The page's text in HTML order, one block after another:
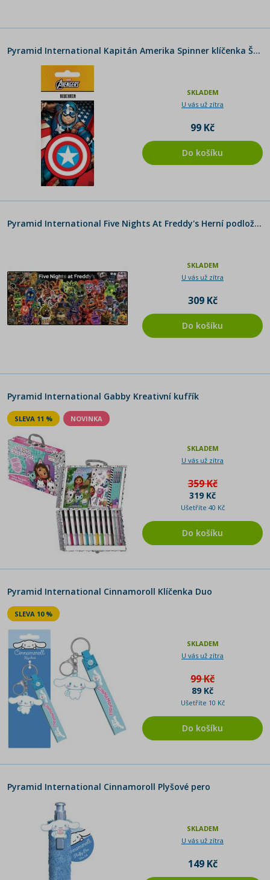
Pyramid International Kapitán Amerika Spinner klíčenka Štít
SKLADEM
U vás už zítra
99 Kč
Do košíku
Pyramid International Five Nights At Freddy's Herní podložka 90 x 40 cm Glow Montage
SKLADEM
U vás už zítra
309 Kč
Do košíku
Pyramid International Gabby Kreativní kufřík
SLEVA 11 % NOVINKA
SKLADEM
U vás už zítra
359 Kč
319 Kč
Ušetříte 40 Kč
Do košíku
Pyramid International Cinnamoroll Klíčenka Duo
SLEVA 10 %
SKLADEM
U vás už zítra
99 Kč
89 Kč
Ušetříte 10 Kč
Do košíku
Pyramid International Cinnamoroll Plyšové pero
SKLADEM
U vás už zítra
149 Kč